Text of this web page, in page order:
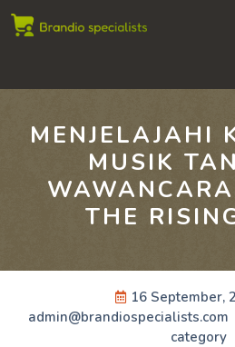
Skip
MENJELAJAHI
MUSIK
THE
16 September,
admin@brandiospecialists.com
category